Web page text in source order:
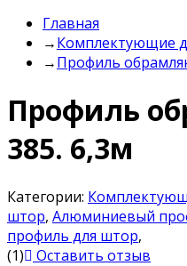
Главная
→Комплектующие
→Профиль
Профиль
385. 6,3м
Категории:
штор, Алюминиевый
профиль для штор,
(1)
Оставить отзыв